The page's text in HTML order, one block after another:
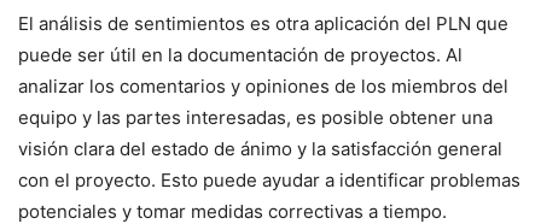
El análisis de sentimientos es otra aplicación del PLN que
puede ser útil en la documentación de proyectos. Al
analizar los comentarios y opiniones de los miembros del
equipo y las partes interesadas, es posible obtener una
visión clara del estado de ánimo y la satisfacción general
con el proyecto. Esto puede ayudar a identificar problemas
potenciales y tomar medidas correctivas a tiempo.